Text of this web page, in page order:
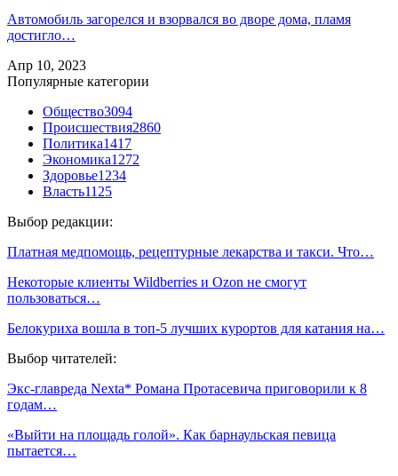
Автомобиль загорелся и взорвался во дворе дома, пламя
достигло…
Апр 10, 2023
Популярные категории
Общество3094
Происшествия2860
Политика1417
Экономика1272
Здоровье1234
Власть1125
Выбор редакции:
Платная медпомощь, рецептурные лекарства и такси. Что…
Некоторые клиенты Wildberries и Ozon не смогут
пользоваться…
Белокуриха вошла в топ-5 лучших курортов для катания на…
Выбор читателей:
Экс-главреда Nexta* Романа Протасевича приговорили к 8
годам…
«Выйти на площадь голой». Как барнаульская певица
пытается…